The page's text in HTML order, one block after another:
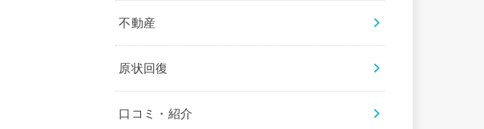
不動産
原状回復
口コミ・紹介